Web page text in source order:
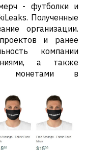
- футболки и
Полученные
организации.
и ранее
компании
а также
монетами в